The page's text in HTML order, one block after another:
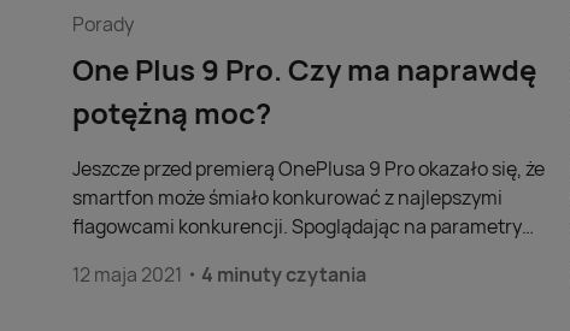
Porady
One Plus 9 Pro. Czy ma naprawdę
potężną moc?
Jeszcze przed premierą OnePlusa 9 Pro okazało się, że
smartfon może śmiało konkurować z najlepszymi
flagowcami konkurencji. Spoglądając na parametry
na ten model. Co tak naprawdę wyróżnia flagowe
12 maja 2021 4 minuty czytania